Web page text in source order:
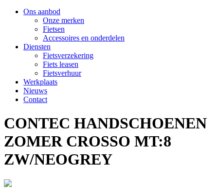
Ons aanbod
Onze merken
Fietsen
Accessoires en onderdelen
Diensten
Fietsverzekering
Fiets leasen
Fietsverhuur
Werkplaats
Nieuws
Contact
CONTEC HANDSCHOENEN
ZOMER CROSSO MT:8
ZW/NEOGREY